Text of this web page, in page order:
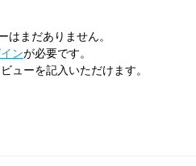
はまだありません。
ンが必要です。
ューを記入いただけます。